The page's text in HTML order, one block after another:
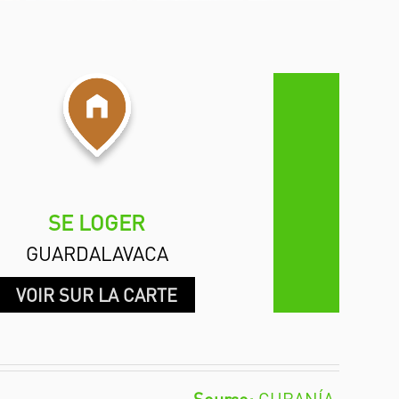
SE LOGER
GUARDALAVACA
VOIR SUR LA CARTE